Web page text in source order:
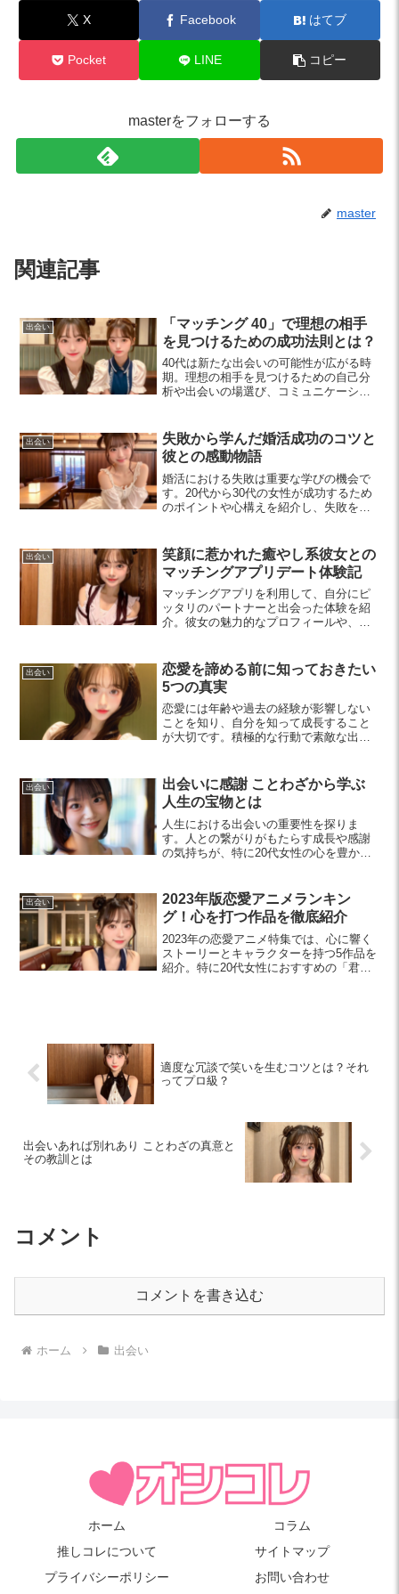
X Facebook はてブ
Pocket LINE コピー
masterをフォローする
master
関連記事
出会い
「マッチング 40」で理想の相手
を見つけるための成功法則とは？
40代は新たな出会いの可能性が広がる時
期。理想の相手を見つけるための自己分
析や出会いの場選び、コミュニケーショ
けします。
出会い
失敗から学んだ婚活成功のコツと
彼との感動物語
婚活における失敗は重要な学びの機会で
す。20代から30代の女性が成功するため
のポイントや心構えを紹介し、失敗を恐
です。
出会い
笑顔に惹かれた癒やし系彼女との
マッチングアプリデート体験記
マッチングアプリを利用して、自分にピ
ッタリのパートナーと出会った体験を紹
介。彼女の魅力的なプロフィールや、楽
すすめ！
出会い
恋愛を諦める前に知っておきたい
5つの真実
恋愛には年齢や過去の経験が影響しない
ことを知り、自分を知って成長すること
が大切です。積極的な行動で素敵な出会
す。
出会い
出会いに感謝 ことわざから学ぶ
人生の宝物とは
人生における出会いの重要性を探りま
す。人との繋がりがもたらす成長や感謝
の気持ちが、特に20代女性の心を豊かに
出会い
2023年版恋愛アニメランキン
グ！心を打つ作品を徹底紹介
2023年の恋愛アニメ特集では、心に響く
ストーリーとキャラクターを持つ5作品を
紹介。特に20代女性におすすめの「君に
適度な冗談で笑いを生むコツとは？それ
ってプロ級？
出会いあれば別れあり ことわざの真意と
その教訓とは
コメント
コメントを書き込む
ホーム 出会い
ホーム
コラム
推しコレについて
サイトマップ
プライバシーポリシー
お問い合わせ